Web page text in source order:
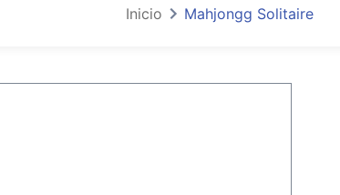
Inicio Mahjongg Solitaire